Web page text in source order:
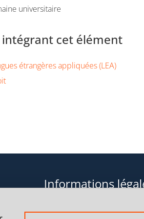
universitaire
cet élément
étrangères appliquées (LEA)
Informations